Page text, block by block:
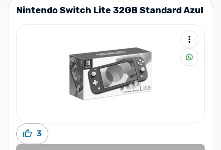
Nintendo Switch Lite 32GB Standard Azul
3